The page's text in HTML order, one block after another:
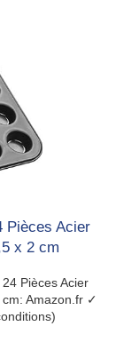
Pièces Acier
x 2 cm
Pièces Acier
Amazon.fr ✓